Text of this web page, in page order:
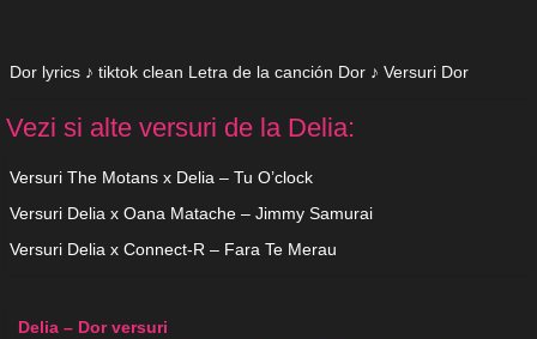
Dor lyrics ♪ tiktok clean Letra de la canción Dor ♪ Versuri Dor
Vezi si alte versuri de la Delia:
Versuri The Motans x Delia – Tu O’clock
Versuri Delia x Oana Matache – Jimmy Samurai
Versuri Delia x Connect-R – Fara Te Merau
Delia – Dor versuri